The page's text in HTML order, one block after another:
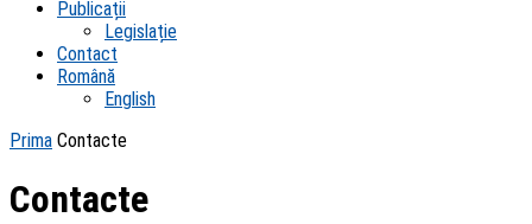
Publicații
Legislație
Contact
Română
English
Prima Contacte
Contacte